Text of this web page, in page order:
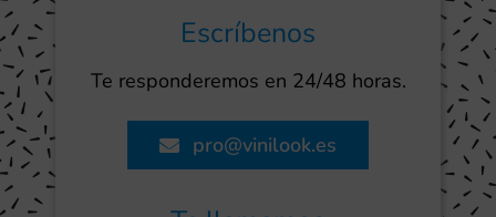
Escríbenos
Te responderemos en 24/48 horas.
pro@vinilook.es